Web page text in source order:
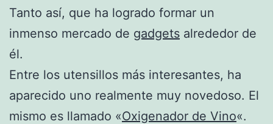
Tanto así, que ha logrado formar un
inmenso mercado de gadgets alrededor de
él.
Entre los utensillos más interesantes, ha
aparecido uno realmente muy novedoso. El
mismo es llamado «Oxigenador de Vino«.